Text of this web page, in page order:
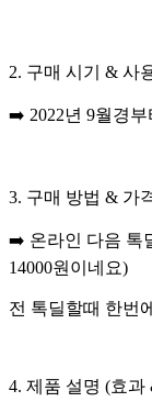
2. 구매 시기 & 사
➡️ 2022년 9월경
3. 구매 방법 & 가
➡️ 온라인 다음 톡
14000원이네요)
전 톡딜할때 한번
​4. 제품 설명 (효과